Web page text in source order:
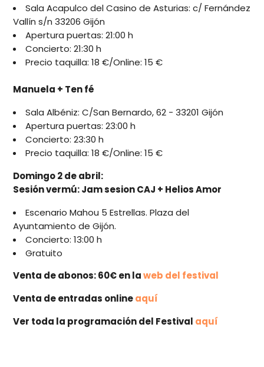
Sala Acapulco del Casino de Asturias: c/ Fernández
Vallín s/n 33206 Gijón
Apertura puertas: 21:00 h
Concierto: 21:30 h
Precio taquilla: 18 €/Online: 15 €
Manuela + Ten fé
Sala Albéniz: C/San Bernardo, 62 - 33201 Gijón
Apertura puertas: 23:00 h
Concierto: 23:30 h
Precio taquilla: 18 €/Online: 15 €
Domingo 2 de abril:
Sesión vermú: Jam sesion CAJ + Helios Amor
Escenario Mahou 5 Estrellas. Plaza del
Ayuntamiento de Gijón.
Concierto: 13:00 h
Gratuito
Venta de abonos: 60€ en laweb del festival
Venta de entradas onlineaquí
Ver toda la programación del Festival aquí